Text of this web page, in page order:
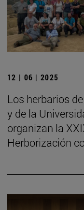
12 | 06 | 2025
Los herbarios
y de la
organizan la
Herborización